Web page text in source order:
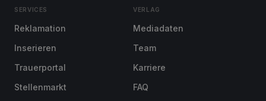
SERVICES
Reklamation
Inserieren
Trauerportal
Stellenmarkt
VERLAG
Mediadaten
Team
Karriere
FAQ